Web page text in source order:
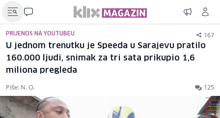
PRIJENOS NA YOUTUBEU 167
U jednom trenutku je Speeda u Sarajevu pratilo
160.000 ljudi, snimak za tri sata prikupio 1,6
miliona pregleda
Piše: N. O. 125